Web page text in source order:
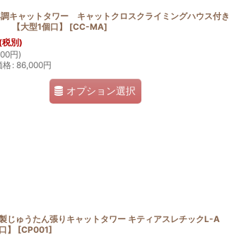
キャットタワー キャットクロスクライミングハウス付き
【大型1個口】
[CC-MA]
(税別)
円)
格: 86,000円
オプション選択
じゅうたん張りキャットタワー キティアスレチックL-A
】
[CP001]